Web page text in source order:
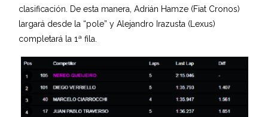
clasificación. De esta manera, Adrián Hamze (Fiat Cronos)
largará desde la “pole” y Alejandro Irazusta (Lexus)
completará la 1ª fila.